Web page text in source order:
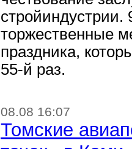
стройиндустрии.
торжественные
праздника,
55-й раз.
08.08 16:07
Томские